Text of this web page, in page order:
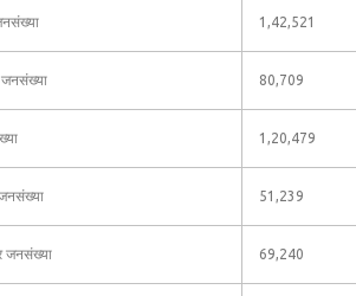
1,42,521
जनसंख्या 80,709
1,20,479
जनसंख्या 51,239
जनसंख्या 69,240